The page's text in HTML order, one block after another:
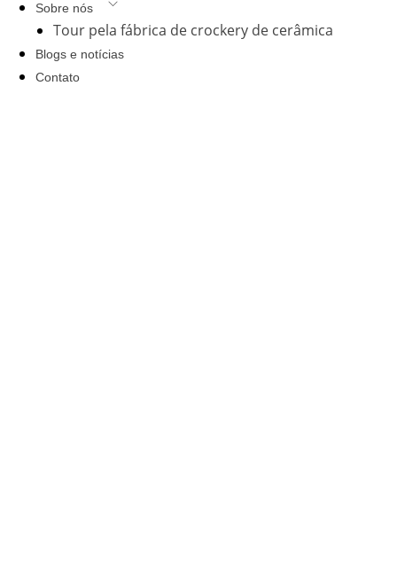
Sobre nós
Tour pela fábrica de crockery de cerâmica
Blogs e notícias
Contato